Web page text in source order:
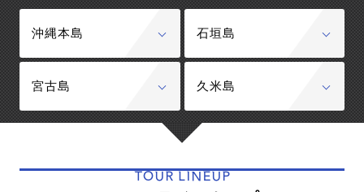
沖縄本島 石垣島
宮古島 久米島
TOUR LINEUP